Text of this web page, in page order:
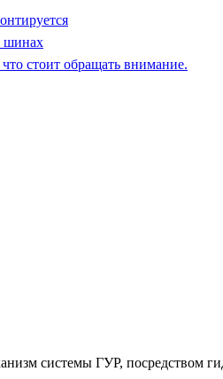
шинах
стоит обращать внимание.
системы ГУР, посредством